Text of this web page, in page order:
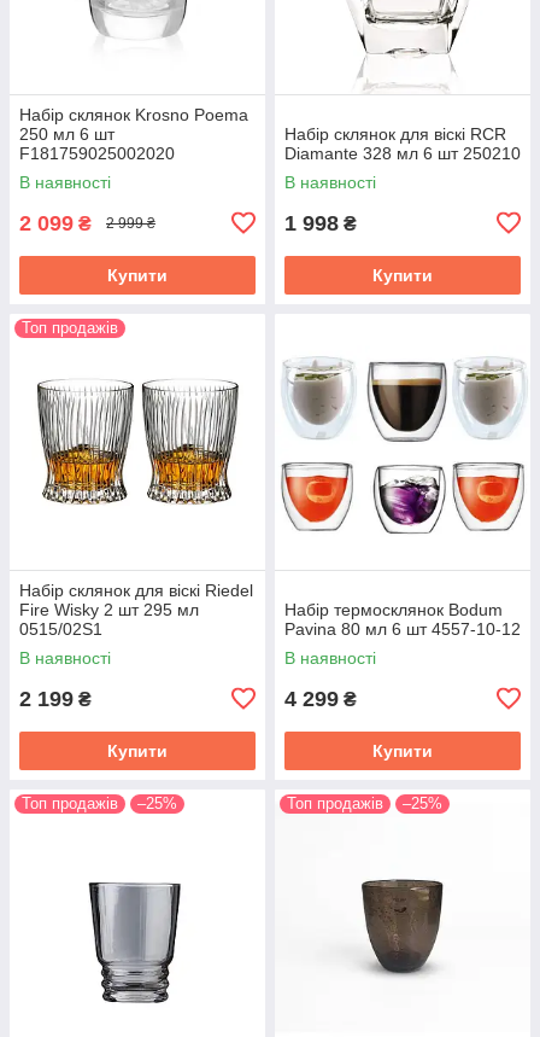
Набір склянок Krosno Poema
250 мл 6 шт
F181759025002020
В наявності
2 099 ₴ 2 999 ₴
Купити
Набір склянок для віскі RCR
Diamante 328 мл 6 шт 250210
В наявності
1 998 ₴
Купити
Топ продажів
Набір склянок для віскі Riedel
Fire Wisky 2 шт 295 мл
0515/02S1
В наявності
2 199 ₴
Купити
Набір термосклянок Bodum
Pavina 80 мл 6 шт 4557-10-12
В наявності
4 299 ₴
Купити
Топ продажів –25% Топ продажів –25%